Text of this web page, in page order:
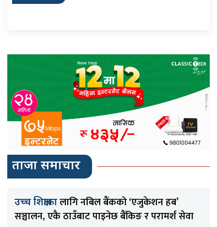
ताजा समाचार
उच्च शिक्षाकालागि नबिल बैंकको ‘एजुकेशन हब’
सञ्चालन, एकै ठाउँबाट पाइनेछ बैंकिङ र परामर्श सेवा